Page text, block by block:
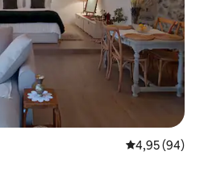
Classificação
4,95 (94)